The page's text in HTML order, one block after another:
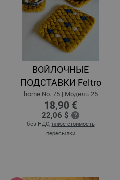
ВОЙЛОЧНЫЕ
ПОДСТАВКИ Feltro
home No. 75 | Модель 25
18,90 €
22,06 $
без НДС, плюс стоимость
пересылки